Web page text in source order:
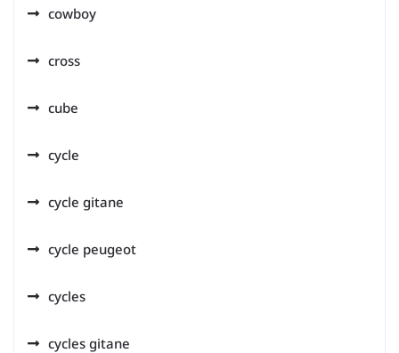
cowboy
cross
cube
cycle
cycle gitane
cycle peugeot
cycles
cycles gitane